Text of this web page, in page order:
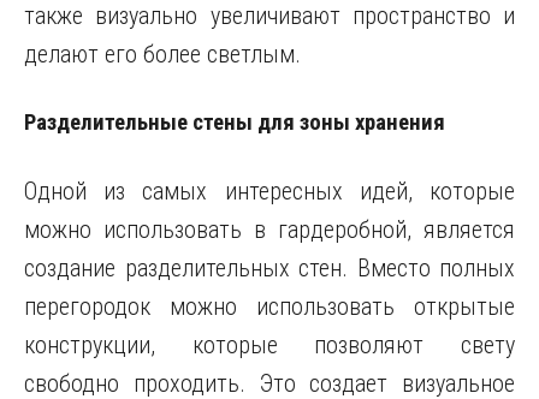
также визуально увеличивают пространство и
делают его более светлым.
Разделительные стены для зоны хранения
Одной из самых интересных идей, которые
можно использовать в гардеробной, является
создание разделительных стен. Вместо полных
перегородок можно использовать открытые
конструкции, которые позволяют свету
свободно проходить. Это создает визуальное